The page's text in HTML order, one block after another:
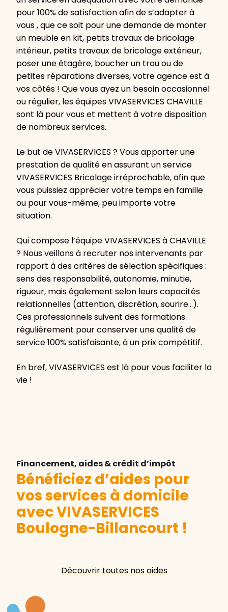
pour 100% de satisfaction afin de s’adapter à
vous , que ce soit pour une demande de monter
un meuble en kit, petits travaux de bricolage
intérieur, petits travaux de bricolage extérieur,
poser une étagère, boucher un trou ou de
petites réparations diverses, votre agence est à
vos côtés ! Que vous ayez un besoin occasionnel
ou régulier, les équipes VIVASERVICES CHAVILLE
sont là pour vous et mettent à votre disposition
de nombreux services.
Le but de VIVASERVICES ? Vous apporter une
prestation de qualité en assurant un service
VIVASERVICES Bricolage irréprochable, afin que
vous puissiez apprécier votre temps en famille
ou pour vous-même, peu importe votre
situation.
Qui compose l’équipe VIVASERVICES à CHAVILLE
? Nous veillons à recruter nos intervenants par
rapport à des critères de sélection spécifiques :
sens des responsabilité, autonomie, minutie,
rigueur, mais également selon leurs capacités
relationnelles (attention, discrétion, sourire…).
Ces professionnels suivent des formations
régulièrement pour conserver une qualité de
service 100% satisfaisante, à un prix compétitif.
En bref, VIVASERVICES est là pour vous faciliter la
vie !
Financement, aides & crédit d’impôt
Bénéficiez d’aides pour
vos services à domicile
avec VIVASERVICES
Boulogne-Billancourt !
Découvrir toutes nos aides